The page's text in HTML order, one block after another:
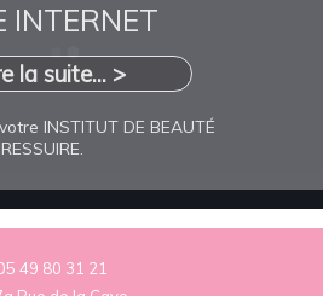
INTERNET
la suite... >
INSTITUT DE BEAUTÉ
49 80 31 21